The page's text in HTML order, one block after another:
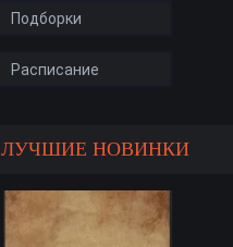
Подборки
Расписание
ЛУЧШИЕ НОВИНКИ